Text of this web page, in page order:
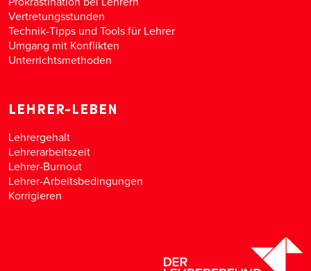
Vertretungsstunden
Technik-Tipps und Tools für Lehrer
Umgang mit Konflikten
Unterrichtsmethoden
LEHRER-LEBEN
Lehrergehalt
Lehrerarbeitszeit
Lehrer-Burnout
Lehrer-Arbeitsbedingungen
Korrigieren